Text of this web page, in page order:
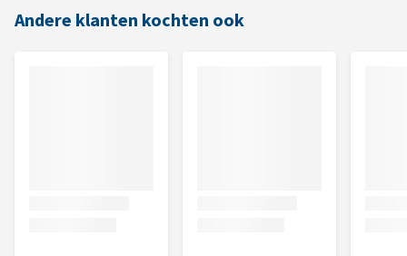
Andere klanten kochten ook